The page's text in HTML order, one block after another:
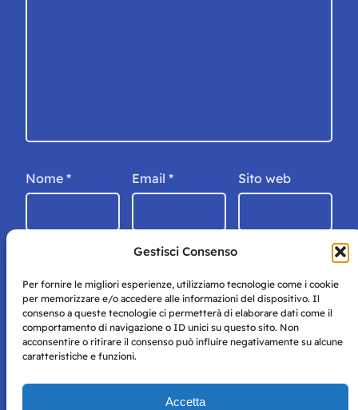
Gestisci Consenso
Per fornire le migliori esperienze, utilizziamo tecnologie come i cookie
per memorizzare e/o accedere alle informazioni del dispositivo. Il
consenso a queste tecnologie ci permetterà di elaborare dati come il
comportamento di navigazione o ID unici su questo sito. Non
acconsentire o ritirare il consenso può influire negativamente su alcune
caratteristiche e funzioni.
Accetta
Nome * Email * Sito web
Storie di Napoli è una testata registrata presso il tribunale di